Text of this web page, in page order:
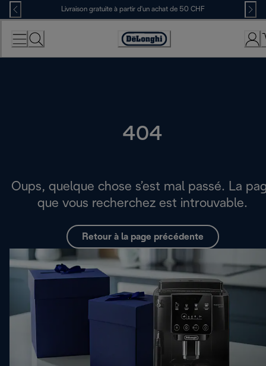
Skip
to
Content
Livraison gratuite à partir d'un achat de 50 CHF
Déclaration
d'accessibilité
404
Oups, quelque chose s’est mal passé. La
que vous recherchez est introuvable.
Retour à la page précédente